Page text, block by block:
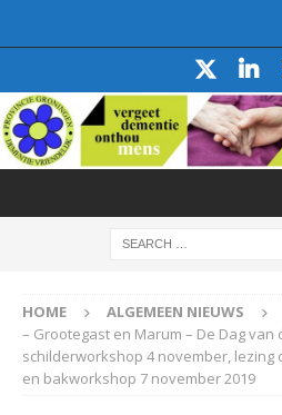
HOME ALGEMEEN NIEUWS
– Grootegast en Marum – De Dag
schilderworkshop 4 november,
en bakworkshop 7 november 2019